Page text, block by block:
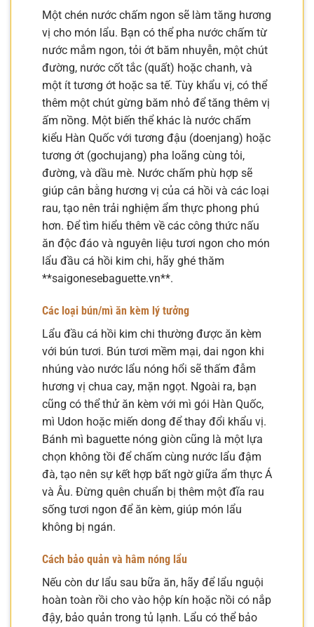
Một chén nước chấm ngon sẽ làm tăng hương
vị cho món lẩu. Bạn có thể pha nước chấm từ
nước mắm ngon, tỏi ớt băm nhuyễn, một chút
đường, nước cốt tắc (quất) hoặc chanh, và
một ít tương ớt hoặc sa tế. Tùy khẩu vị, có thể
thêm một chút gừng băm nhỏ để tăng thêm vị
ấm nồng. Một biến thể khác là nước chấm
kiểu Hàn Quốc với tương đậu (doenjang) hoặc
tương ớt (gochujang) pha loãng cùng tỏi,
đường, và dầu mè. Nước chấm phù hợp sẽ
giúp cân bằng hương vị của cá hồi và các loại
rau, tạo nên trải nghiệm ẩm thực phong phú
hơn. Để tìm hiểu thêm về các công thức nấu
ăn độc đáo và nguyên liệu tươi ngon cho món
lẩu đầu cá hồi kim chi, hãy ghé thăm
**saigonesebaguette.vn**.
Các loại bún/mì ăn kèm lý tưởng
Lẩu đầu cá hồi kim chi thường được ăn kèm
với bún tươi. Bún tươi mềm mại, dai ngon khi
nhúng vào nước lẩu nóng hổi sẽ thấm đẫm
hương vị chua cay, mặn ngọt. Ngoài ra, bạn
cũng có thể thử ăn kèm với mì gói Hàn Quốc,
mì Udon hoặc miến dong để thay đổi khẩu vị.
Bánh mì baguette nóng giòn cũng là một lựa
chọn không tồi để chấm cùng nước lẩu đậm
đà, tạo nên sự kết hợp bất ngờ giữa ẩm thực Á
và Âu. Đừng quên chuẩn bị thêm một đĩa rau
sống tươi ngon để ăn kèm, giúp món lẩu
không bị ngán.
Cách bảo quản và hâm nóng lẩu
Nếu còn dư lẩu sau bữa ăn, hãy để lẩu nguội
hoàn toàn rồi cho vào hộp kín hoặc nồi có nắp
đậy, bảo quản trong tủ lạnh. Lẩu có thể bảo